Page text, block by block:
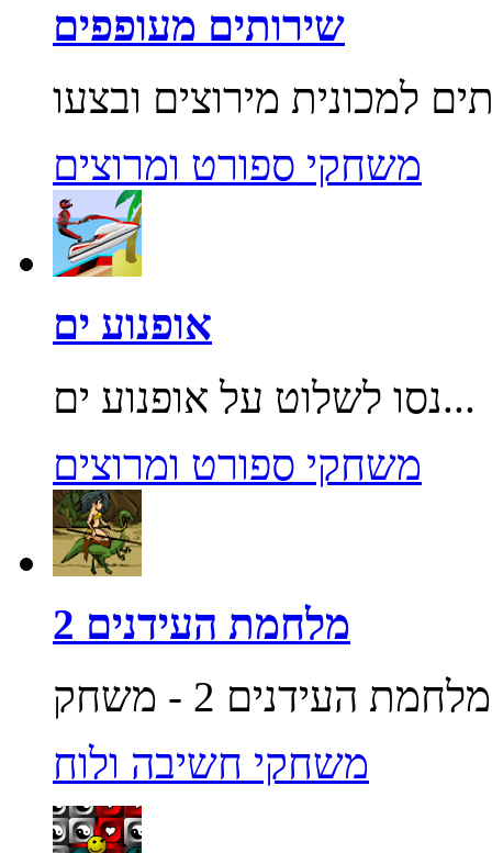
שירותים מעופפים
משחקי ספורט ומרוצים
אופנוע ים
נסו לשלוט על אופנוע ים...
משחקי ספורט ומרוצים
מלחמת העידנים 2
משחקי חשיבה ולוח